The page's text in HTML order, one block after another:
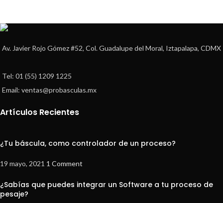
Av. Javier Rojo Gómez #52, Col. Guadalupe del Moral, Iztapalapa, CDMX
Tel: 01 (55) 1209 1225
Email: ventas@probasculas.mx
Artículos Recientes
¿Tu báscula, como controlador de un proceso?
19 mayo, 2021 1 Comment
¿Sabías que puedes integrar un Software a tu proceso de
pesaje?